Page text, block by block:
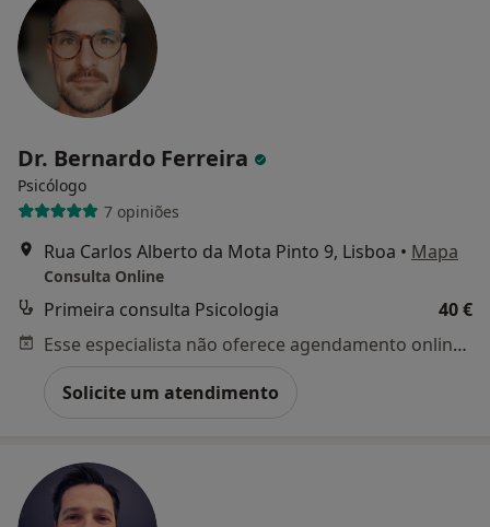
Dr. Bernardo Ferreira
Psicólogo
7 opiniões
Rua Carlos Alberto da Mota Pinto 9, Lisboa • Mapa
Consulta Online
Primeira consulta Psicologia
40 €
Esse especialista não oferece agendamento online para esse endereço.
Solicite um atendimento